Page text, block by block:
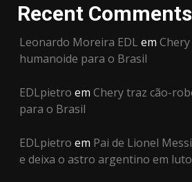
Recent Comments
Leonardo Moreira EDL em
humanoide para o Brasil
EDLpietro em Chery traz cão-
para o Brasil
EDLpietro em Pai de Lionel
e deixa o astro argentino em luto